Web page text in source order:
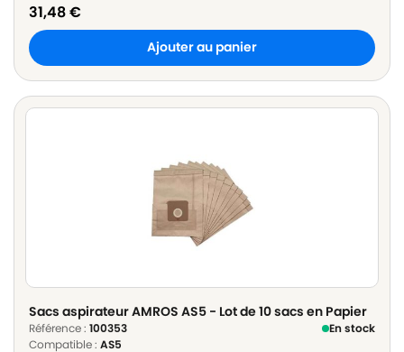
31,48€
Ajouter au panier
Sacs aspirateur AMROS AS5 - Lot de 10 sacs en Papier
Référence : 100353
En stock
Compatible : AS5